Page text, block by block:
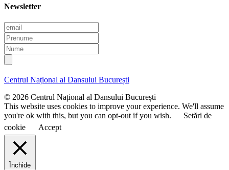
Newsletter
E
m
a
i
l
P
r
e
n
m
N
u
m
e
Centrul Național al Dansului București
© 2026 Centrul Național al Dansului București
This website uses cookies to improve your experience. We'll assume
you're ok with this, but you can opt-out if you wish.
Setări de
cookie
Accept
Închide